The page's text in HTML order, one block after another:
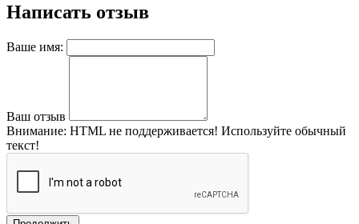
Написать отзыв
Ваше имя:
Ваш отзыв
Внимание: HTML не поддерживается! Используйте обычный
текст!